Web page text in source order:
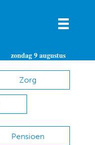
zondag 9 augustus
Zorg
Pensioen